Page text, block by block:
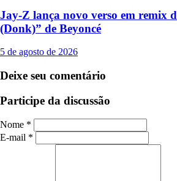
Jay-Z lança novo verso em remix
(Donk)” de Beyoncé
5 de agosto de 2026
Deixe seu comentário
Participe da discussão
Nome *
E-mail *